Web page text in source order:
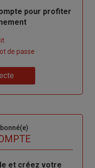
pour profiter
de passe
et créez votre